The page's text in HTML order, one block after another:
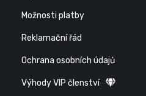
Možnosti platby
Reklamační řád
Ochrana osobních údajů
Výhody VIP členství